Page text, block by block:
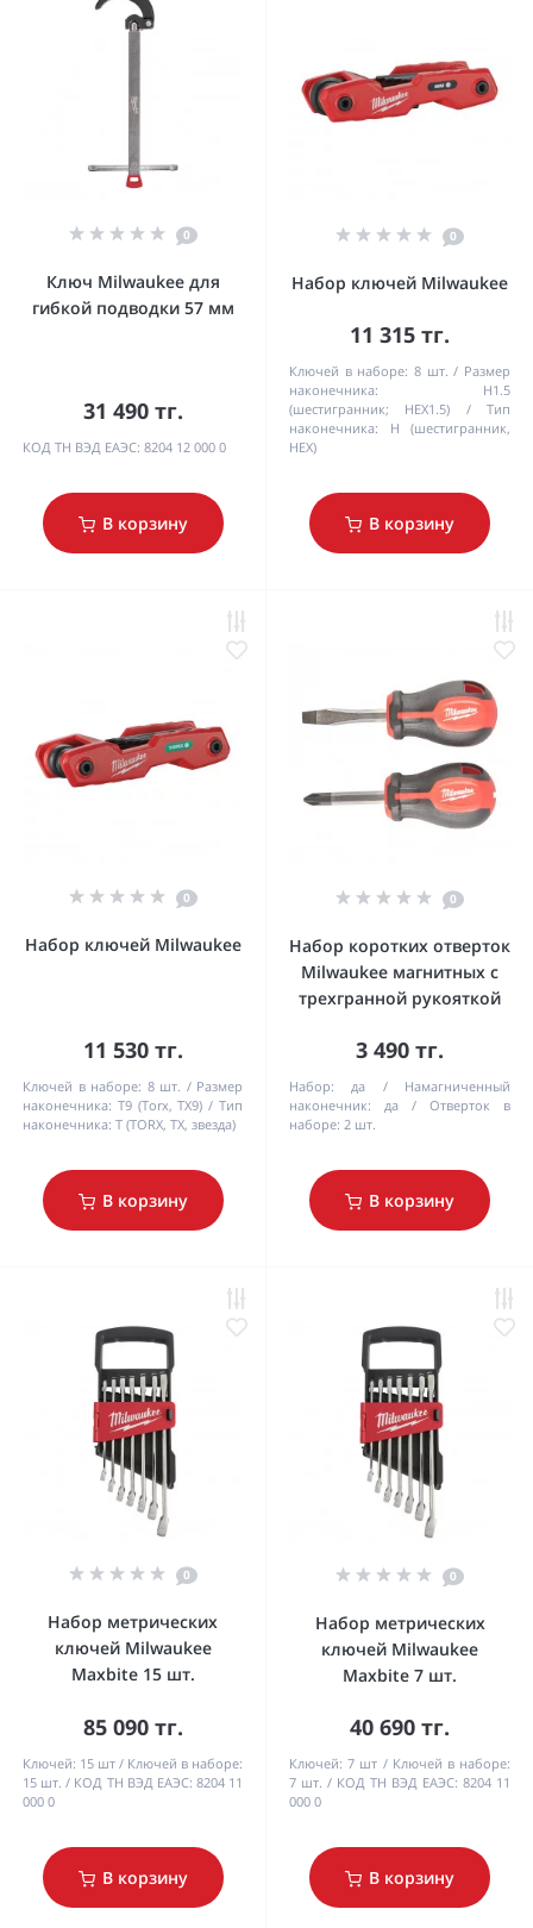
0
Ключ Milwaukee для
гибкой подводки 57 мм
31 490 тг.
КОД ТН ВЭД ЕАЭС: 8204 12 000 0
В корзину
0
Набор ключей Milwaukee
11 315 тг.
Ключей в наборе: 8 шт.
Размер
наконечника:
H1.5
(шестигранник; HEX1.5)
Тип
наконечника:
H (шестигранник,
HEX)
В корзину
0
Набор ключей Milwaukee
11 530 тг.
Ключей в наборе: 8 шт.
Размер
наконечника: T9 (Torx, TX9)
Тип
наконечника: T (TORX, TX, звезда)
В корзину
0
Набор коротких отверток
Milwaukee магнитных с
трехгранной рукояткой
3 490 тг.
Набор: да
Намагниченный
наконечник:
да
Отверток в
наборе: 2 шт.
В корзину
0
Набор метрических
ключей Milwaukee
Maxbite 15 шт.
85 090 тг.
Ключей: 15 шт
Ключей в наборе:
15 шт.
КОД ТН ВЭД ЕАЭС: 8204 11
000 0
В корзину
0
Набор метрических
ключей Milwaukee
Maxbite 7 шт.
40 690 тг.
Ключей: 7 шт
Ключей в наборе:
7 шт.
КОД ТН ВЭД ЕАЭС: 8204 11
000 0
В корзину